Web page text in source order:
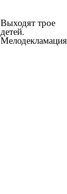
Выходят трое
детей.
Мелодекламация